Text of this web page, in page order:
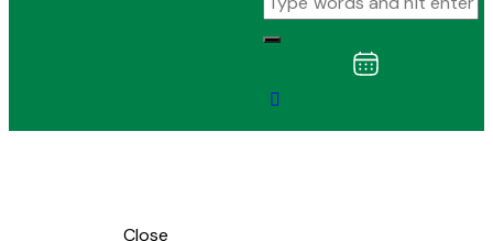
Close